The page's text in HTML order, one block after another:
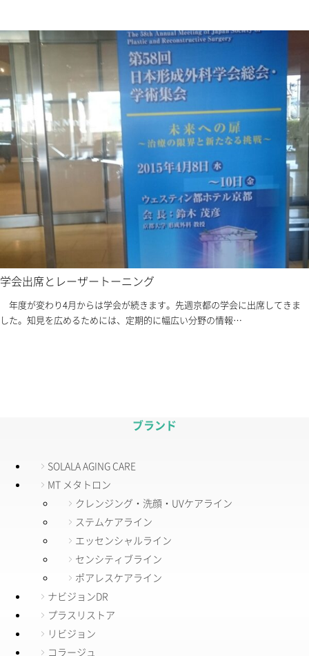
学会出席とレーザートーニング
年度が変わり4月からは学会が続きます。先週京都の学会に出席してきま
した。知見を広めるためには、定期的に幅広い分野の情報…
ブランド
SOLALA AGING CARE
MT メタトロン
クレンジング・洗顔・UVケアライン
ステムケアライン
エッセンシャルライン
センシティブライン
ポアレスケアライン
ナビジョンDR
プラスリストア
リビジョン
コラージュ